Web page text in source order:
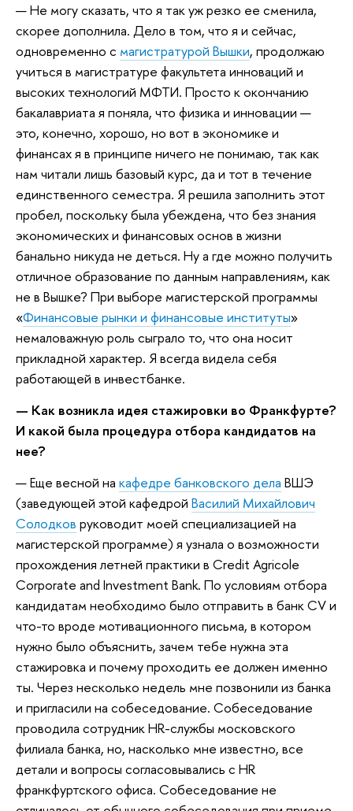
— Не могу сказать, что я так уж резко ее сменила,
скорее дополнила. Дело в том, что я и сейчас,
одновременно с магистратурой Вышки, продолжаю
учиться в магистратуре факультета инноваций и
высоких технологий МФТИ. Просто к окончанию
бакалавриата я поняла, что физика и инновации —
это, конечно, хорошо, но вот в экономике и
финансах я в принципе ничего не понимаю, так как
нам читали лишь базовый курс, да и тот в течение
единственного семестра. Я решила заполнить этот
пробел, поскольку была убеждена, что без знания
экономических и финансовых основ в жизни
банально никуда не деться. Ну а где можно получить
отличное образование по данным направлениям, как
не в Вышке? При выборе магистерской программы
«Финансовые рынки и финансовые институты»
немаловажную роль сыграло то, что она носит
прикладной характер. Я всегда видела себя
работающей в инвестбанке.
— Как возникла идея стажировки во Франкфурте?
И какой была процедура отбора кандидатов на
нее?
— Еще весной на кафедре банковского дела ВШЭ
(заведующей этой кафедрой Василий Михайлович
Солодков руководит моей специализацией на
магистерской программе) я узнала о возможности
прохождения летней практики в Credit Agricole
Corporate and Investment Bank. По условиям отбора
кандидатам необходимо было отправить в банк CV и
что-то вроде мотивационного письма, в котором
нужно было объяснить, зачем тебе нужна эта
стажировка и почему проходить ее должен именно
ты. Через несколько недель мне позвонили из банка
и пригласили на собеседование. Собеседование
проводила сотрудник HR-службы московского
филиала банка, но, насколько мне известно, все
детали и вопросы согласовывались с HR
франкфуртского офиса. Собеседование не